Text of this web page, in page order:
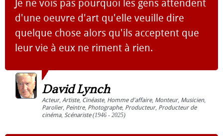
Je ne vois pas pourquoi les gens attendent
d'une oeuvre d'art qu'elle veuille dire
quelque chose alors qu'ils acceptent que
leur vie à eux ne riment à rien.
David Lynch
Acteur, Artiste, Cinéaste, Homme d'affaire, Monteur, Musicien,
Parolier, Peintre, Photographe, Producteur, Producteur de
cinéma, Scénariste(1946 - 2025)